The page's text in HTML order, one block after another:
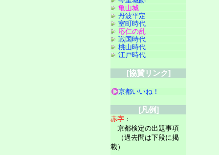
亀山城
丹波平定
室町時代
応仁の乱
戦国時代
桃山時代
江戸時代
[協賛リンク]
京都いいね！
[凡例]
赤字 ：
京都検定の出題事項
（過去問は下段に掲
載）